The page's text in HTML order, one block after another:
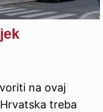
na ovaj
treba